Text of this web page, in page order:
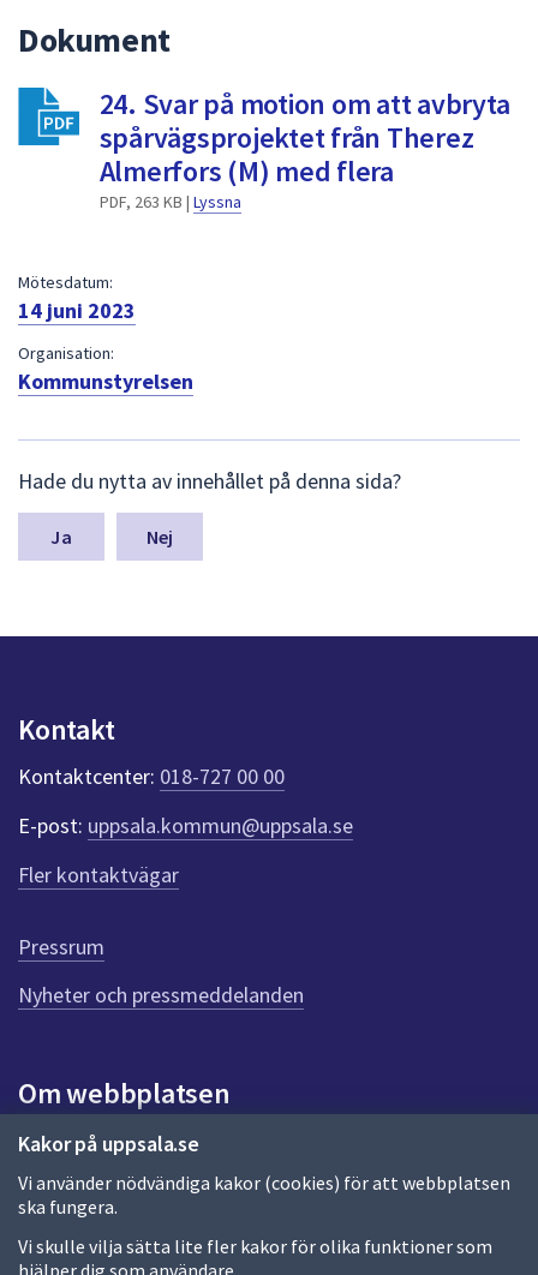
välja
något
av
Kakor på uppsala.se
Vi använder nödvändiga kakor (cookies) för att webbplatsen
ska fungera.
Vi skulle vilja sätta lite fler kakor för olika funktioner som
hjälper dig som användare.
Dokument
24. Svar på motion om att avbryta
spårvägsprojektet från Therez
Almerfors (M) med flera
PDF, 263 KB | Lyssna
Mötesdatum:
14 juni 2023
Organisation:
Kommunstyrelsen
ä
m
a
n
k
t
e
r
f
ö
r
e
n
n
a
d
a
Hade du nytta av innehållet på denna sida?
Nej
Kontakt
Kontaktcenter: 018-727 00 00
E-post: uppsala.kommun@uppsala.se
Fler kontaktvägar
Pressrum
Nyheter och pressmeddelanden
Om webbplatsen
Om webbplatsen
Allmänna handlingar och diarium
Behandling av personuppgifter